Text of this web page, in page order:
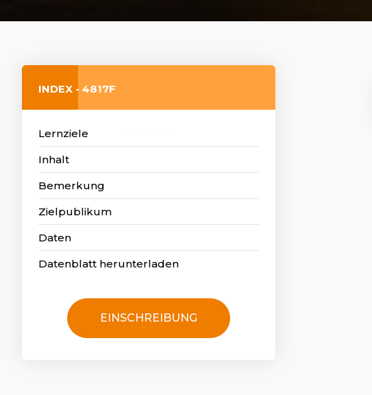
INDEX - 4817F
Lernziele
Inhalt
Bemerkung
Zielpublikum
Daten
Datenblatt herunterladen
EINSCHREIBUNG